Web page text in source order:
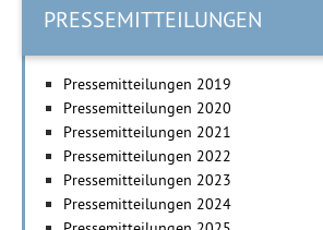
PRESSEMITTEILUNGEN
Pressemitteilungen 2019
Pressemitteilungen 2020
Pressemitteilungen 2021
Pressemitteilungen 2022
Pressemitteilungen 2023
Pressemitteilungen 2024